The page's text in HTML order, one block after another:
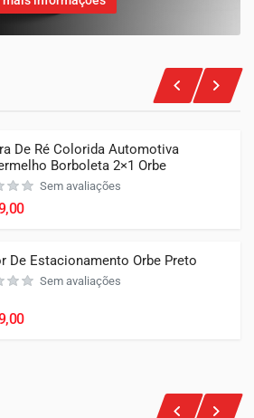
De Ré Colorida Automotiva
Borboleta 2×1 Orbe
Sem avaliações
De Estacionamento Orbe Preto
Sem avaliações